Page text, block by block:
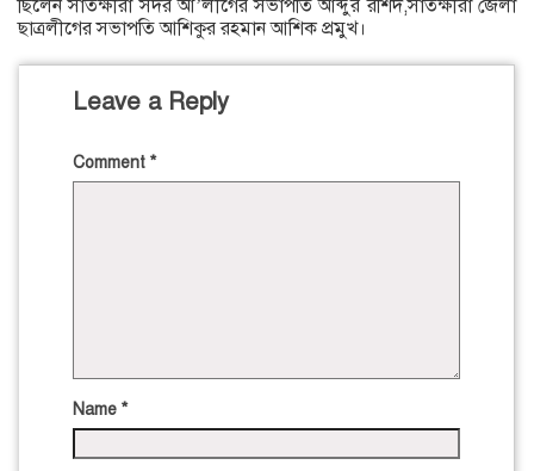
ছিলেন সাতক্ষীরা সদর আ’লীগের সভাপতি আব্দুর রশিদ,সাতক্ষীরা জেলা
ছাত্রলীগের সভাপতি আশিকুর রহমান আশিক প্রমুখ।
Leave a Reply
Comment *
Name *